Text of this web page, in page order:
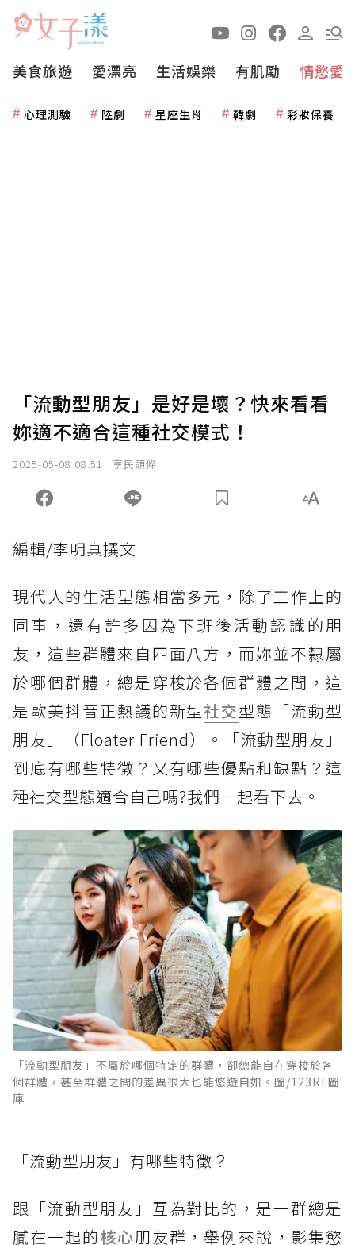
美食旅遊 愛漂亮 生活娛樂 有肌勵 情慾愛
心理測驗 陸劇 星座生肖 韓劇 彩妝保養
「流動型朋友」是好是壞？快來看看
妳適不適合這種社交模式！
2025-05-08 08:51 享民頭條
編輯/李明真撰文
現代人的生活型態相當多元，除了工作上的
同事，還有許多因為下班後活動認識的朋
友，這些群體來自四面八方，而妳並不隸屬
於哪個群體，總是穿梭於各個群體之間，這
是歐美抖音正熱議的新型社交型態「流動型
朋友」（Floater Friend）。「流動型朋友」
到底有哪些特徵？又有哪些優點和缺點？這
種社交型態適合自己嗎?我們一起看下去。
「流動型朋友」不屬於哪個特定的群體，卻總能自在穿梭於各
個群體，甚至群體之間的差異很大也能悠遊自如。圖/123RF圖
庫
「流動型朋友」有哪些特徵？
跟「流動型朋友」互為對比的，是一群總是
膩在一起的核心朋友群，舉例來說，影集慾